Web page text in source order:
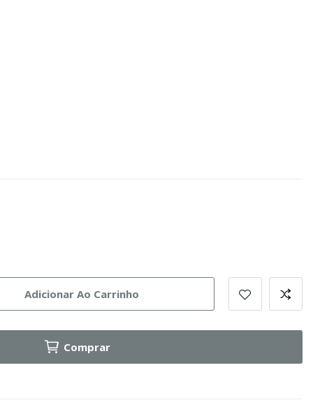
Adicionar Ao Carrinho
Comprar